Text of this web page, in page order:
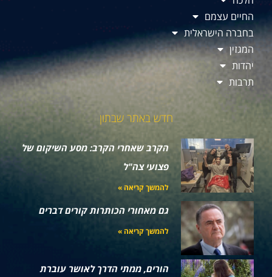
החיים עצמם
בחברה הישראלית
המגזין
יהדות
תרבות
חדש באתר שבתון
הקרב שאחרי הקרב: מסע השיקום של
פצועי צה"ל
להמשך קריאה »
גם מאחורי הכותרות קורים דברים
להמשך קריאה »
הורים, ממתי הדרך לאושר עוברת